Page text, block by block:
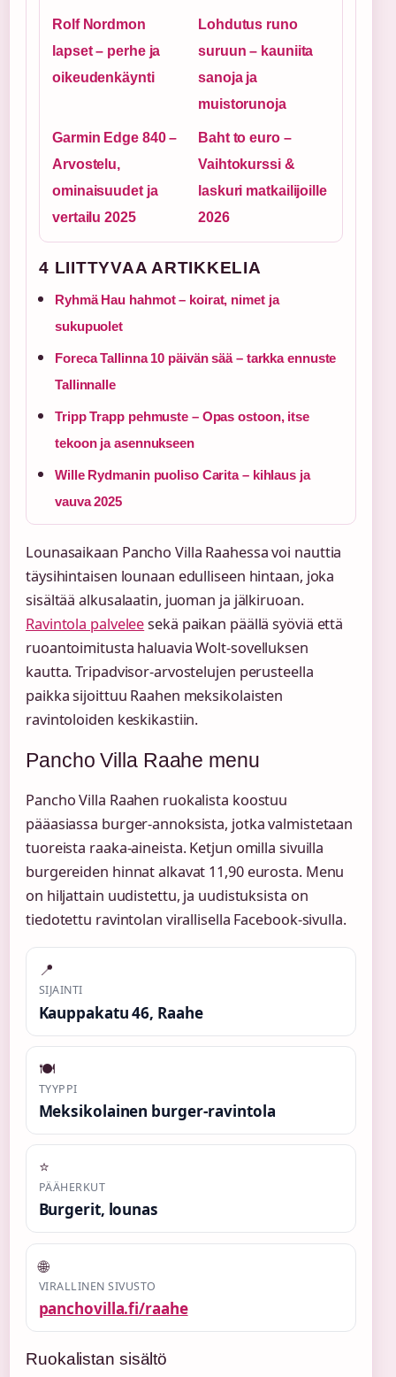
Rolf Nordmon
lapset – perhe ja
oikeudenkäynti
Lohdutus runo
suruun – kauniita
sanoja ja
muistorunoja
Garmin Edge 840 –
Arvostelu,
ominaisuudet ja
vertailu 2025
Baht to euro –
Vaihtokurssi &
laskuri matkailijoille
2026
4 LIITTYVAA ARTIKKELIA
Ryhmä Hau hahmot – koirat, nimet ja
sukupuolet
Foreca Tallinna 10 päivän sää – tarkka ennuste
Tallinnalle
Tripp Trapp pehmuste – Opas ostoon, itse
tekoon ja asennukseen
Wille Rydmanin puoliso Carita – kihlaus ja
vauva 2025
Lounasaikaan Pancho Villa Raahessa voi nauttia
täysihintaisen lounaan edulliseen hintaan, joka
sisältää alkusalaatin, juoman ja jälkiruoan.
Ravintola palveleesekä paikan päällä syöviä että
ruoantoimitusta haluavia Wolt-sovelluksen
kautta. Tripadvisor-arvostelujen perusteella
paikka sijoittuu Raahen meksikolaisten
ravintoloiden keskikastiin.
Pancho Villa Raahe menu
Pancho Villa Raahen ruokalista koostuu
pääasiassa burger-annoksista, jotka valmistetaan
tuoreista raaka-aineista. Ketjun omilla sivuilla
burgereiden hinnat alkavat 11,90 eurosta. Menu
on hiljattain uudistettu, ja uudistuksista on
tiedotettu ravintolan virallisella Facebook-sivulla.
📍
SIJAINTI
Kauppakatu 46, Raahe
🍽️
TYYPPI
Meksikolainen burger-ravintola
⭐
PÄÄHERKUT
Burgerit, lounas
🌐
VIRALLINEN SIVUSTO
panchovilla.fi/raahe
Ruokalistan sisältö